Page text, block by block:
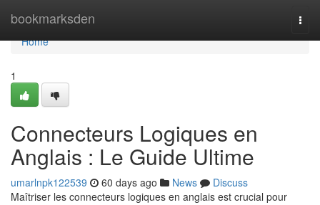
bookmarksden
Home
Home
1
Connecteurs Logiques en
Anglais : Le Guide Ultime
umarlnpk122539 60 days ago News
Discuss
Maîtriser les connecteurs logiques en anglais est crucial pour